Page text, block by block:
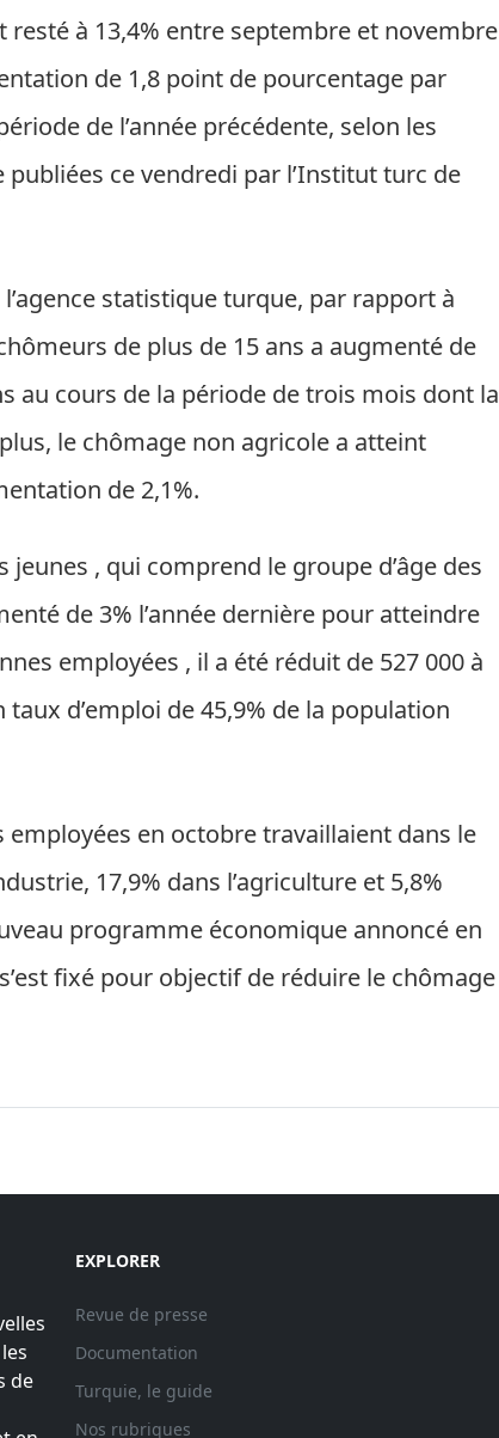
resté à 13,4% entre septembre et novembre
de 1,8 point de pourcentage par
de l’année précédente, selon les
ce vendredi par l’Institut turc de
statistique turque, par rapport à
de plus de 15 ans a augmenté de
au cours de la période de trois mois dont la
le chômage non agricole a atteint
de 2,1%.
jeunes , qui comprend le groupe d’âge des
de 3% l’année dernière pour atteindre
employées , il a été réduit de 527 000 à
d’emploi de 45,9% de la population
employées en octobre travaillaient dans le
17,9% dans l’agriculture et 5,8%
programme économique annoncé en
fixé pour objectif de réduire le chômage
de
EXPLORER
Revue de presse
Documentation
Turquie, le guide
Nos rubriques